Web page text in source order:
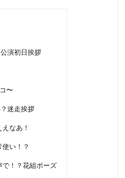
演初日挨拶
〜
迷走挨拶
なあ！
使い！？
で！？花組ポーズ